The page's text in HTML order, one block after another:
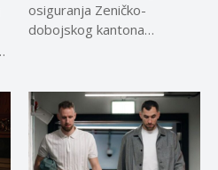
osiguranja Zeničko-
dobojskog kantona